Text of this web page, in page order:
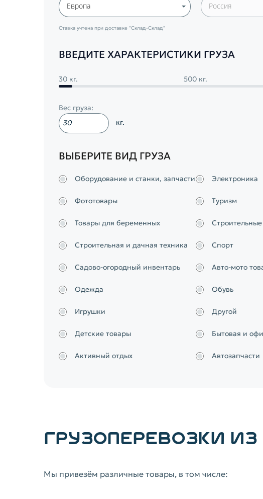
Европа Россия
Ставка учтена при доставке "Склад-Склад"
ВВЕДИТЕ ХАРАКТЕРИСТИКИ ГРУЗА
30 кг. 500 кг.
Вес груза:
кг.
ВЫБЕРИТЕ ВИД ГРУЗА
Оборудование и станки, запчасти Электроника
Фототовары Туризм
Товары для беременных
Строительная и дачная техника Спорт
Садово-огородный инвентарь Авто-мото
Одежда Обувь
Игрушки Другой
Детские товары Бытовая и
Активный отдых Автозапчасти
ГРУЗОПЕРЕВОЗКИ
Мы привезём различные товары, в том числе: